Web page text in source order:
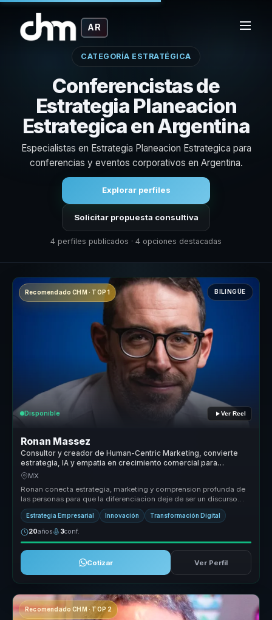
AR
CATEGORÍA ESTRATÉGICA
Conferencistas de
Estrategia Planeacion
Estrategica en Argentina
Especialistas en Estrategia Planeacion Estrategica para
conferencias y eventos corporativos en Argentina.
Explorar perfiles
Solicitar propuesta consultiva
4 perfiles publicados · 4 opciones destacadas
Recomendado CHM · TOP 1 BILINGÜE
Disponible Ver Reel
Ronan Massez
Consultor y creador de Human-Centric Marketing, convierte
estrategia, IA y empatia en crecimiento comercial para
empresas.
MX
Ronan conecta estrategia, marketing y comprension profunda de
las personas para que la diferenciacion deje de ser un discurso
generico y ...
Estrategia Empresarial Innovación Transformación Digital
20años 3conf.
Cotizar Ver Perfil
Recomendado CHM · TOP 2